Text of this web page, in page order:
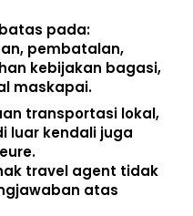
pada:
pembatalan,
kebijakan bagasi,
maskapai.
transportasi lokal,
luar kendali juga
travel agent tidak
atas